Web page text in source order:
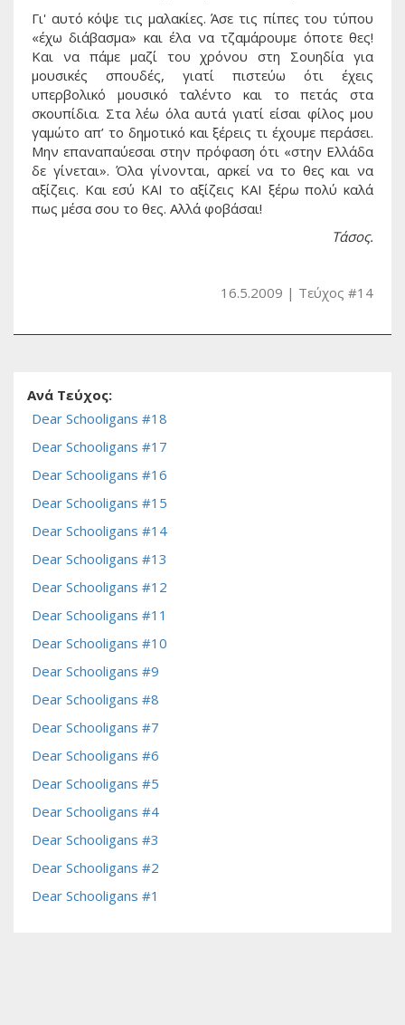
Γι' αυτό κόψε τις μαλακίες. Άσε τις πίπες του τύπου
«έχω διάβασμα» και έλα να τζαμάρουμε όποτε θες!
Και να πάμε μαζί του χρόνου στη Σουηδία για
μουσικές σπουδές, γιατί πιστεύω ότι έχεις
υπερβολικό μουσικό ταλέντο και το πετάς στα
σκουπίδια. Στα λέω όλα αυτά γιατί είσαι φίλος μου
γαμώτο απ’ το δημοτικό και ξέρεις τι έχουμε περάσει.
Μην επαναπαύεσαι στην πρόφαση ότι «στην Ελλάδα
δε γίνεται». Όλα γίνονται, αρκεί να το θες και να
αξίζεις. Και εσύ ΚΑΙ το αξίζεις ΚΑΙ ξέρω πολύ καλά
πως μέσα σου το θες. Αλλά φοβάσαι!
Τάσος.
16.5.2009 Τεύχος #14
Ανά Τεύχος:
Dear Schooligans #18
Dear Schooligans #17
Dear Schooligans #16
Dear Schooligans #15
Dear Schooligans #14
Dear Schooligans #13
Dear Schooligans #12
Dear Schooligans #11
Dear Schooligans #10
Dear Schooligans #9
Dear Schooligans #8
Dear Schooligans #7
Dear Schooligans #6
Dear Schooligans #5
Dear Schooligans #4
Dear Schooligans #3
Dear Schooligans #2
Dear Schooligans #1